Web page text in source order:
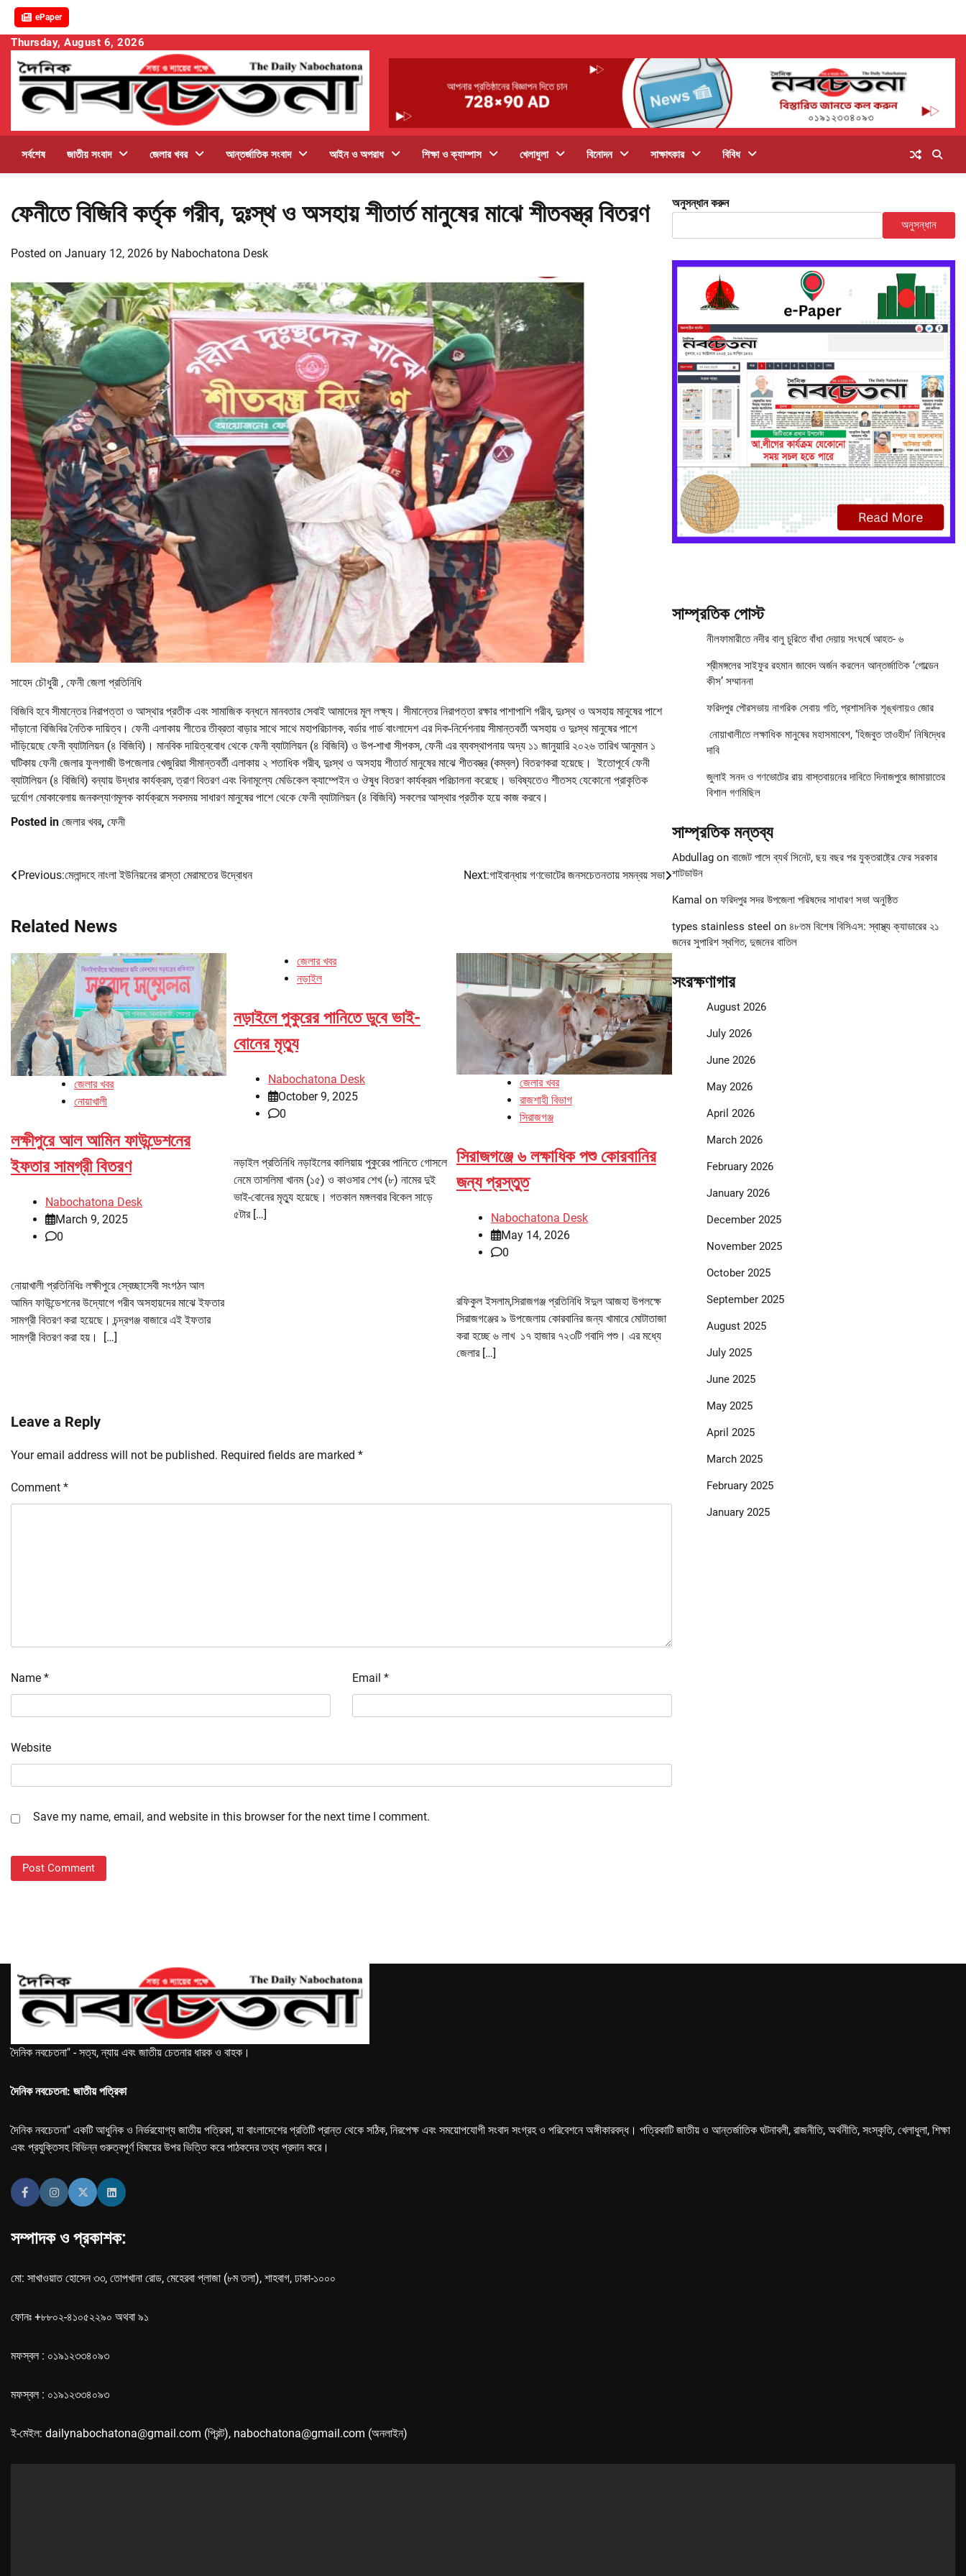
ePaper
Skip
content
Thursday, August 6, 2026
সর্বশেষ জাতীয় সংবাদ জেলার খবর আন্তর্জাতিক সংবাদ আইন ও অপরাধ শিক্ষা ও ক্যাম্পাস খেলাধুলা বিনোদন সাক্ষাৎকার বিবিধ
ফেনীতে বিজিবি কর্তৃক গরীব, দুঃস্থ ও অসহায় শীতার্ত মানুষের মাঝে শীতবস্ত্র বিতরণ
Posted on January 12, 2026 by Nabochatona Desk
সাহেদ চৌধুরী , ফেনী জেলা প্রতিনিধি
বিজিবি হবে সীমান্তের নিরাপত্তা ও আস্থার প্রতীক এবং সামাজিক বন্ধনে মানবতার সেবাই আমাদের মূল লক্ষ্য। সীমান্তের নিরাপত্তা রক্ষার পাশাপাশি গরীব, দুঃস্থ ও অসহায় মানুষের পাশে
দাঁড়ানো বিজিবির নৈতিক দায়িত্ব। ফেনী এলাকায় শীতের তীব্রতা বাড়ার সাথে সাথে মহাপরিচালক, বর্ডার গার্ড বাংলাদেশ এর দিক-নির্দেশনায় সীমান্তবর্তী অসহায় ও দুঃস্থ মানুষের পাশে
দাঁড়িয়েছে ফেনী ব্যাটালিয়ন (৪ বিজিবি)। মানবিক দায়িত্ববোধ থেকে ফেনী ব্যাটালিয়ন (৪ বিজিবি) ও উপ-শাখা সীপকস, ফেনী এর ব্যবস্থাপনায় অদ্য ১১ জানুয়ারি ২০২৬ তারিখ আনুমান ১
ঘটিকায় ফেনী জেলার ফুলগাজী উপজেলার খেজুরিয়া সীমান্তবর্তী এলাকায় ২ শতাধিক গরীব, দুঃস্থ ও অসহায় শীতার্ত মানুষের মাঝে শীতবস্ত্র (কম্বল) বিতরণকরা হয়েছে। ইতোপূর্বে ফেনী
ব্যাটালিয়ন (৪ বিজিবি) বন্যায় উদ্ধার কার্যক্রম, ত্রাণ বিতরণ এবং বিনামূল্যে মেডিকেল ক্যাম্পেইন ও ঔষুধ বিতরণ কার্যক্রম পরিচালনা করেছে। ভবিষ্যতেও শীতসহ যেকোনো প্রাকৃতিক
দুর্যোগ মোকাবেলায় জনকল্যাণমূলক কার্যক্রমে সবসময় সাধারণ মানুষের পাশে থেকে ফেনী ব্যাটালিয়ন (৪ বিজিবি) সকলের আস্থার প্রতীক হয়ে কাজ করবে।
Posted in জেলার খবর, ফেনী
Post
Previous:মেলান্দহে নাংলা ইউনিয়নের রাস্তা মেরামতের উদ্বোধন Next:গাইবান্ধায় গণভোটের জনসচেতনতায় সমন্বয় সভা
Related News
জেলার খবর
নোয়াখালী
লক্ষীপুরে আল আমিন ফাউন্ডেশনের
ইফতার সামগ্রী বিতরণ
Nabochatona Desk
March 9, 2025
0
নোয়াখালী প্রতিনিধিঃ লক্ষীপুরে স্বেচ্ছাসেবী সংগঠন আল
আমিন ফাউন্ডেশনের উদ্যোগে গরীব অসহায়দের মাঝে ইফতার
সামগ্রী বিতরণ করা হয়েছে। চন্দ্রগঞ্জ বাজারে এই ইফতার
সামগ্রী বিতরণ করা হয়। […]
জেলার খবর
নড়াইল
নড়াইলে পুকুরের পানিতে ডুবে ভাই-
বোনের মৃত্যু
Nabochatona Desk
October 9, 2025
0
নড়াইল প্রতিনিধি নড়াইলের কালিয়ায় পুকুরের পানিতে গোসলে
নেমে তাসলিমা খানম (১৫) ও কাওসার শেখ (৮) নামের দুই
ভাই-বোনের মৃত্যু হয়েছে। গতকাল মঙ্গলবার বিকেল সাড়ে
৫টার […]
জেলার খবর
রাজশাহী বিভাগ
সিরাজগঞ্জ
সিরাজগঞ্জে ৬ লক্ষাধিক পশু কোরবানির
জন্য প্রস্তুত
Nabochatona Desk
May 14, 2026
0
রফিকুল ইসলাম,সিরাজগঞ্জ প্রতিনিধি ঈদুল আজহা উপলক্ষে
সিরাজগঞ্জের ৯ উপজেলায় কোরবানির জন্য খামারে মোটাতাজা
করা হচ্ছে ৬ লাখ ১৭ হাজার ৭২৩টি গবাদি পশু। এর মধ্যে
জেলার […]
Leave a Reply
Your email address will not be published. Required fields are marked *
Comment *
Name * Email *
Website
Save my name, email, and website in this browser for the next time I comment.
অনুসন্ধান করুন
অনুসন্ধান
সাম্প্রতিক পোস্ট
নীলফামারীতে নদীর বালু চুরিতে বাঁধা দেয়ায় সংঘর্ষে আহত- ৬
শ্রীমঙ্গলের সাইফুর রহমান জাবেদ অর্জন করলেন আন্তর্জাতিক ‘গোল্ডেন
কীস’ সম্মাননা
ফরিদপুর পৌরসভায় নাগরিক সেবায় গতি, প্রশাসনিক শৃঙ্খলায়ও জোর
নোয়াখালীতে লক্ষাধিক মানুষের মহাসমাবেশ, ‘হিজবুত তাওহীদ’ নিষিদ্ধের
দাবি
জুলাই সনদ ও গণভোটের রায় বাস্তবায়নের দাবিতে দিনাজপুরে জামায়াতের
বিশাল গণমিছিল
সাম্প্রতিক মন্তব্য
Abdullagon বাজেট পাসে ব্যর্থ সিনেট, ছয় বছর পর যুক্তরাষ্ট্রে ফের সরকার
শাটডাউন
Kamal on ফরিদপুর সদর উপজেলা পরিষদের সাধারণ সভা অনুষ্ঠিত
types stainless steel on ৪৮তম বিশেষ বিসিএস: স্বাস্থ্য ক্যাডারের ২১
জনের সুপারিশ স্থগিত, দুজনের বাতিল
সংরক্ষণাগার
August 2026
July 2026
June 2026
May 2026
April 2026
March 2026
February 2026
January 2026
December 2025
November 2025
October 2025
September 2025
August 2025
July 2025
June 2025
May 2025
April 2025
March 2025
February 2025
January 2025
দৈনিক নবচেতনা" - সত্য, ন্যায় এবং জাতীয় চেতনার ধারক ও বাহক।
দৈনিক নবচেতনা: জাতীয় পত্রিকা
দৈনিক নবচেতনা" একটি আধুনিক ও নির্ভরযোগ্য জাতীয় পত্রিকা, যা বাংলাদেশের প্রতিটি প্রান্ত থেকে সঠিক, নিরপেক্ষ এবং সময়োপযোগী সংবাদ সংগ্রহ ও পরিবেশনে অঙ্গীকারবদ্ধ। পত্রিকাটি জাতীয় ও আন্তর্জাতিক ঘটনাবলী, রাজনীতি, অর্থনীতি, সংস্কৃতি, খেলাধুলা, শিক্ষা
এবং প্রযুক্তিসহ বিভিন্ন গুরুত্বপূর্ণ বিষয়ের উপর ভিত্তি করে পাঠকদের তথ্য প্রদান করে।
সম্পাদক ও প্রকাশক:
মো: সাখাওয়াত হোসেন ৩৩, তোপখানা রোড, মেহেরবা প্লাজা (৮ম তলা), শাহবাগ, ঢাকা-১০০০
ফোনঃ +৮৮০২-৪১০৫২২৯০ অথবা ৯১
মফস্বল : ০১৯১২৩৩৪০৯৩
মফস্বল : ০১৯১২৩৩৪০৯৩
ই-মেইল: dailynabochatona@gmail.com (প্রিন্ট), nabochatona@gmail.com (অনলাইন)